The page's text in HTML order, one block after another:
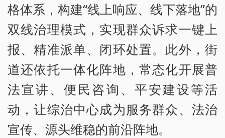
格体系，构建“线上响应、线下落地”的
双线治理模式，实现群众诉求一键上
报、精准派单、闭环处置。此外，街
道还依托一体化阵地，常态化开展普
法宣讲、便民咨询、平安建设等活
动，让综治中心成为服务群众、法治
宣传、源头维稳的前沿阵地。